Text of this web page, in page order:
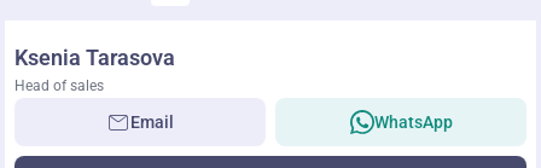
Ksenia Tarasova
Head of sales
Email WhatsApp